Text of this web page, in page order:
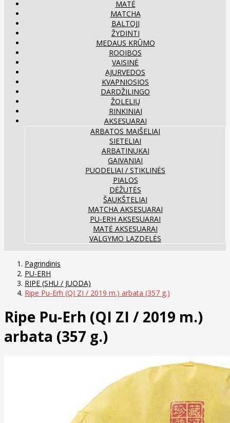
MATĖ
MATCHA
BALTOJI
ŽYDINTI
MEDAUS KRŪMO
ROOIBOS
VAISINĖ
AJURVEDOS
KVAPNIOSIOS
DARDŽILINGO
ŽOLELIŲ
RINKINIAI
AKSESUARAI
ARBATOS MAIŠELIAI
SIETELIAI
ARBATINUKAI
GAIVANIAI
PUODELIAI / STIKLINĖS
PIALOS
DĖŽUTĖS
ŠAUKŠTELIAI
MATCHA AKSESUARAI
PU-ERH AKSESUARAI
MATĖ AKSESUARAI
VALGYMO LAZDELĖS
Pagrindinis
PU-ERH
RIPE (SHU / JUODA)
Ripe Pu-Erh (QI ZI / 2019 m.) arbata (357 g.)
Ripe Pu-Erh (QI ZI / 2019 m.)
arbata (357 g.)